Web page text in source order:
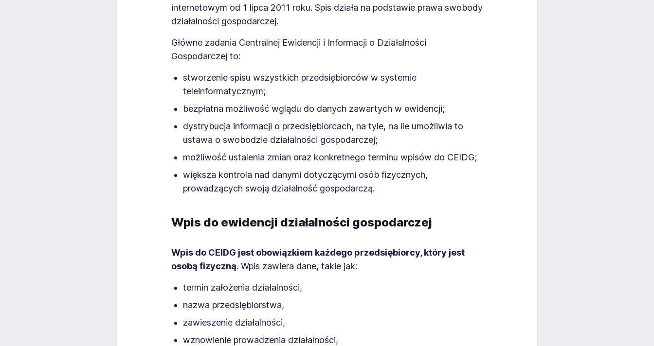
internetowym od 1 lipca 2011 roku. Spis działa na podstawie prawa swobody
działalności gospodarczej.
Główne zadania Centralnej Ewidencji i Informacji o Działalności
Gospodarczej to:
stworzenie spisu wszystkich przedsiębiorców w systemie
teleinformatycznym;
bezpłatna możliwość wglądu do danych zawartych w ewidencji;
dystrybucja informacji o przedsiębiorcach, na tyle, na ile umożliwia to
ustawa o swobodzie działalności gospodarczej;
możliwość ustalenia zmian oraz konkretnego terminu wpisów do CEIDG;
większa kontrola nad danymi dotyczącymi osób fizycznych,
prowadzących swoją działalność gospodarczą.
Wpis do ewidencji działalności gospodarczej
Wpis do CEIDG jest obowiązkiem każdego przedsiębiorcy, który jest
osobą fizyczną. Wpis zawiera dane, takie jak:
termin założenia działalności,
nazwa przedsiębiorstwa,
zawieszenie działalności,
wznowienie prowadzenia działalności,